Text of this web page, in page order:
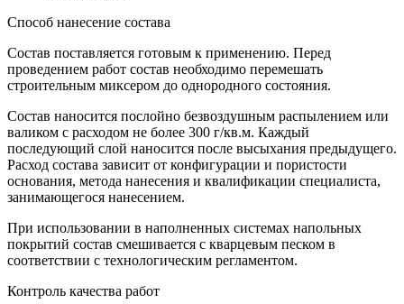
Способ нанесение состава
Состав поставляется готовым к применению. Перед
проведением работ состав необходимо перемешать
строительным миксером до однородного состояния.
Состав наносится послойно безвоздушным распылением или
валиком с расходом не более 300 г/кв.м. Каждый
последующий слой наносится после высыхания предыдущего.
Расход состава зависит от конфигурации и пористости
основания, метода нанесения и квалификации специалиста,
занимающегося нанесением.
При использовании в наполненных системах напольных
покрытий состав смешивается с кварцевым песком в
соответствии с технологическим регламентом.
Контроль качества работ